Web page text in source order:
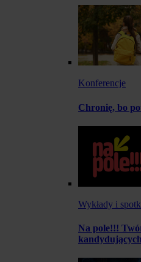
Konferencje
Chronię, bo
Wykłady i
Na pole!!!